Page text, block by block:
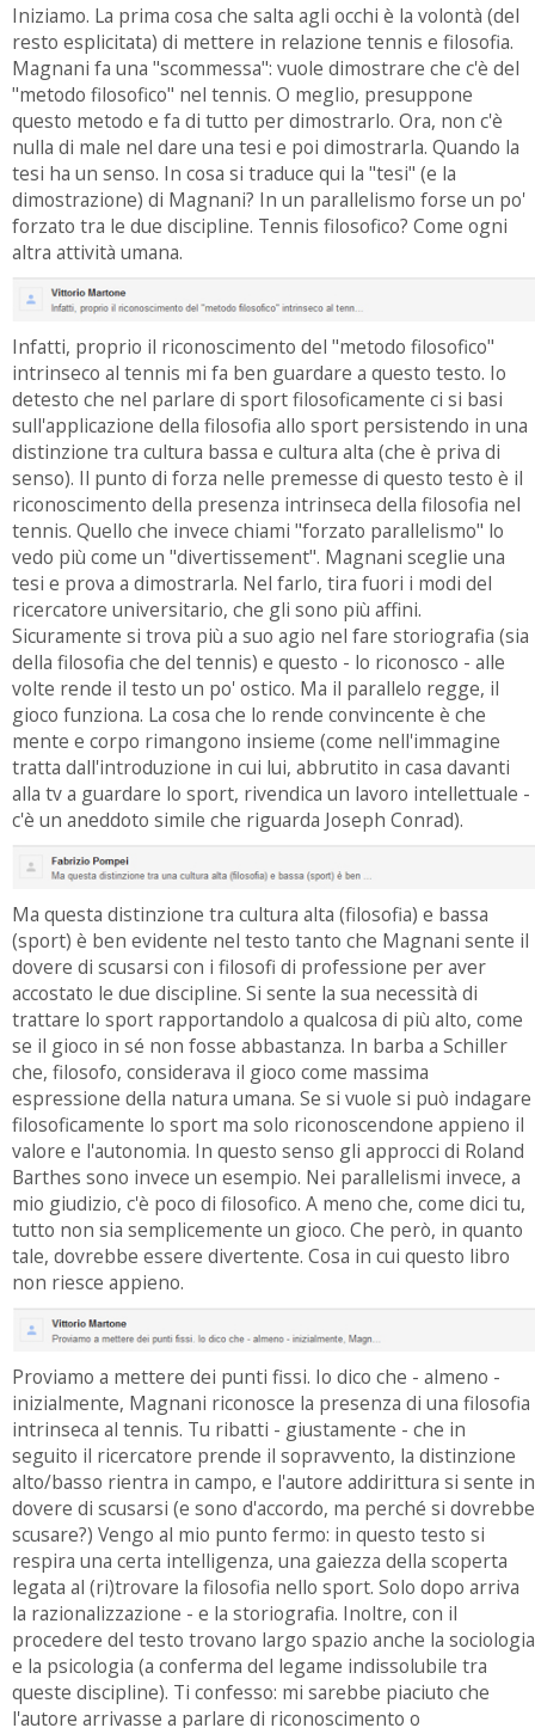
Iniziamo. La prima cosa che salta agli occhi è la volontà (del
resto esplicitata) di mettere in relazione tennis e filosofia.
Magnani fa una "scommessa": vuole dimostrare che c'è del
"metodo filosofico" nel tennis. O meglio, presuppone
questo metodo e fa di tutto per dimostrarlo. Ora, non c'è
nulla di male nel dare una tesi e poi dimostrarla. Quando la
tesi ha un senso. In cosa si traduce qui la "tesi" (e la
dimostrazione) di Magnani? In un parallelismo forse un po'
forzato tra le due discipline. Tennis filosofico? Come ogni
altra attività umana.
Infatti, proprio il riconoscimento del "metodo filosofico"
intrinseco al tennis mi fa ben guardare a questo testo. Io
detesto che nel parlare di sport filosoficamente ci si basi
sull'applicazione della filosofia allo sport persistendo in una
distinzione tra cultura bassa e cultura alta (che è priva di
senso). Il punto di forza nelle premesse di questo testo è il
riconoscimento della presenza intrinseca della filosofia nel
tennis. Quello che invece chiami "forzato parallelismo" lo
vedo più come un "divertissement". Magnani sceglie una
tesi e prova a dimostrarla. Nel farlo, tira fuori i modi del
ricercatore universitario, che gli sono più affini.
Sicuramente si trova più a suo agio nel fare storiografia (sia
della filosofia che del tennis) e questo - lo riconosco - alle
volte rende il testo un po' ostico. Ma il parallelo regge, il
gioco funziona. La cosa che lo rende convincente è che
mente e corpo rimangono insieme (come nell'immagine
tratta dall'introduzione in cui lui, abbrutito in casa davanti
alla tv a guardare lo sport, rivendica un lavoro intellettuale -
c'è un aneddoto simile che riguarda Joseph Conrad).
Ma questa distinzione tra cultura alta (filosofia) e bassa
(sport) è ben evidente nel testo tanto che Magnani sente il
dovere di scusarsi con i filosofi di professione per aver
accostato le due discipline. Si sente la sua necessità di
trattare lo sport rapportandolo a qualcosa di più alto, come
se il gioco in sé non fosse abbastanza. In barba a Schiller
che, filosofo, considerava il gioco come massima
espressione della natura umana. Se si vuole si può indagare
filosoficamente lo sport ma solo riconoscendone appieno il
valore e l'autonomia. In questo senso gli approcci di Roland
Barthes sono invece un esempio. Nei parallelismi invece, a
mio giudizio, c'è poco di filosofico. A meno che, come dici tu,
tutto non sia semplicemente un gioco. Che però, in quanto
tale, dovrebbe essere divertente. Cosa in cui questo libro
non riesce appieno.
Proviamo a mettere dei punti fissi. Io dico che - almeno -
inizialmente, Magnani riconosce la presenza di una filosofia
intrinseca al tennis. Tu ribatti - giustamente - che in
seguito il ricercatore prende il sopravvento, la distinzione
alto/basso rientra in campo, e l'autore addirittura si sente in
dovere di scusarsi (e sono d'accordo, ma perché si dovrebbe
scusare?) Vengo al mio punto fermo: in questo testo si
respira una certa intelligenza, una gaiezza della scoperta
legata al (ri)trovare la filosofia nello sport. Solo dopo arriva
la razionalizzazione - e la storiografia. Inoltre, con il
procedere del testo trovano largo spazio anche la sociologia
e la psicologia (a conferma del legame indissolubile tra
queste discipline). Ti confesso: mi sarebbe piaciuto che
l'autore arrivasse a parlare di riconoscimento o